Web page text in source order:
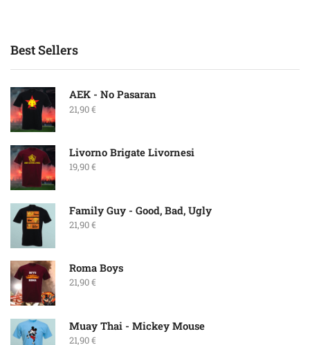
Best Sellers
ΑΕΚ - No Pasaran
21,90€
Livorno Brigate Livornesi
19,90€
Family Guy - Good, Bad, Ugly
21,90€
Roma Boys
21,90€
Muay Thai - Mickey Mouse
21,90€